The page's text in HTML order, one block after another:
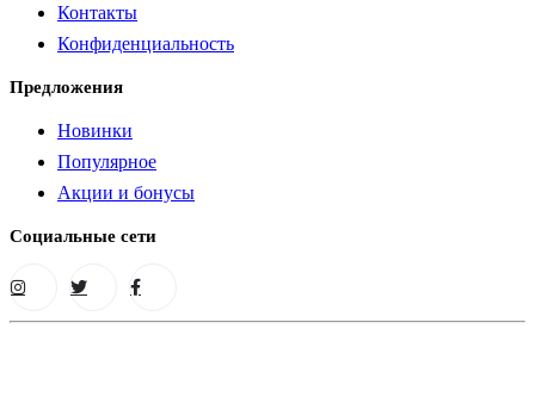
Контакты
Конфиденциальность
Предложения
Новинки
Популярное
Акции и бонусы
Социальные сети